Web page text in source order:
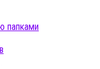
папками